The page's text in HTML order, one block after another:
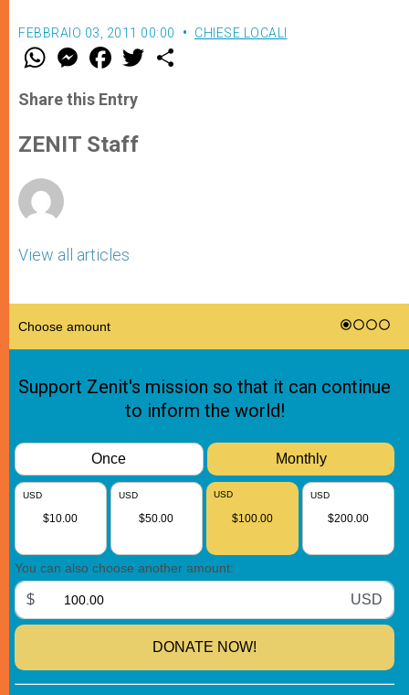
FEBBRAIO 03, 2011 00:00 CHIESE LOCALI
W
t
s
p
p
M
e
s
e
g
e
F
a
e
b
o
k
w
Share this Entry
ZENIT Staff
View all articles